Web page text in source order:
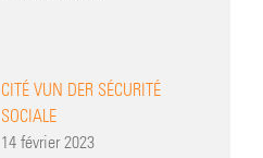
CITÉ VUN DER SÉCURITÉ
SOCIALE
14 février 2023